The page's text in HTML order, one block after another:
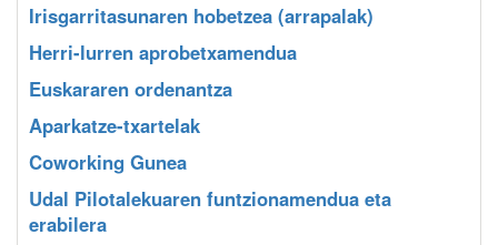
Irisgarritasunaren hobetzea (arrapalak)
Herri-lurren aprobetxamendua
Euskararen ordenantza
Aparkatze-txartelak
Coworking Gunea
Udal Pilotalekuaren funtzionamendua eta
erabilera